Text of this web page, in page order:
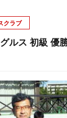
クラブ
ルス 初級 優